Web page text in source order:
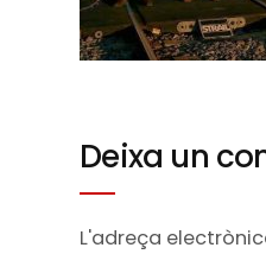
Deixa un
L'adreça